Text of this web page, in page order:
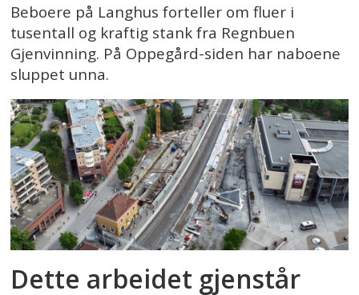
Beboere på Langhus forteller om fluer i
tusentall og kraftig stank fra Regnbuen
Gjenvinning. På Oppegård-siden har naboene
sluppet unna.
Dette arbeidet gjenstår